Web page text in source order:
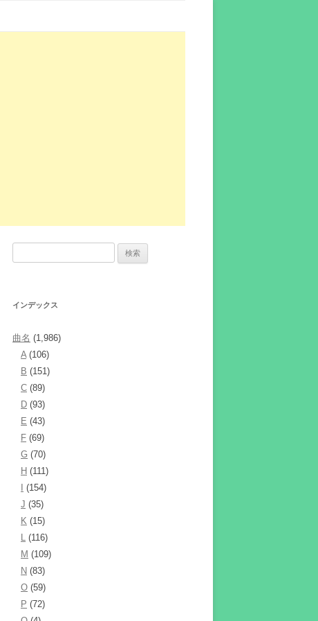
インデックス
曲名 (1,986)
A(106)
B (151)
C (89)
D (93)
E (43)
F (69)
G (70)
H (111)
(154)
J (35)
K (15)
L (116)
M (109)
N (83)
O (59)
P (72)